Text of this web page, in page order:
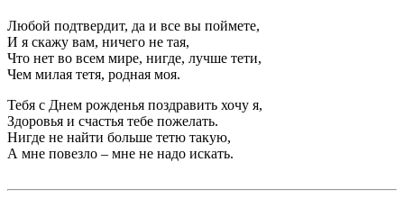
Любой подтвердит, да и все вы поймете,
И я скажу вам, ничего не тая,
Что нет во всем мире, нигде, лучше тети,
Чем милая тетя, родная моя.
Тебя с Днем рожденья поздравить хочу я,
Здоровья и счастья тебе пожелать.
Нигде не найти больше тетю такую,
А мне повезло – мне не надо искать.